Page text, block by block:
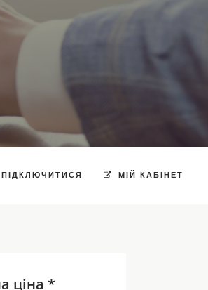
ПІДКЛЮЧИТИСЯ МІЙ КАБІНЕТ
ціна *